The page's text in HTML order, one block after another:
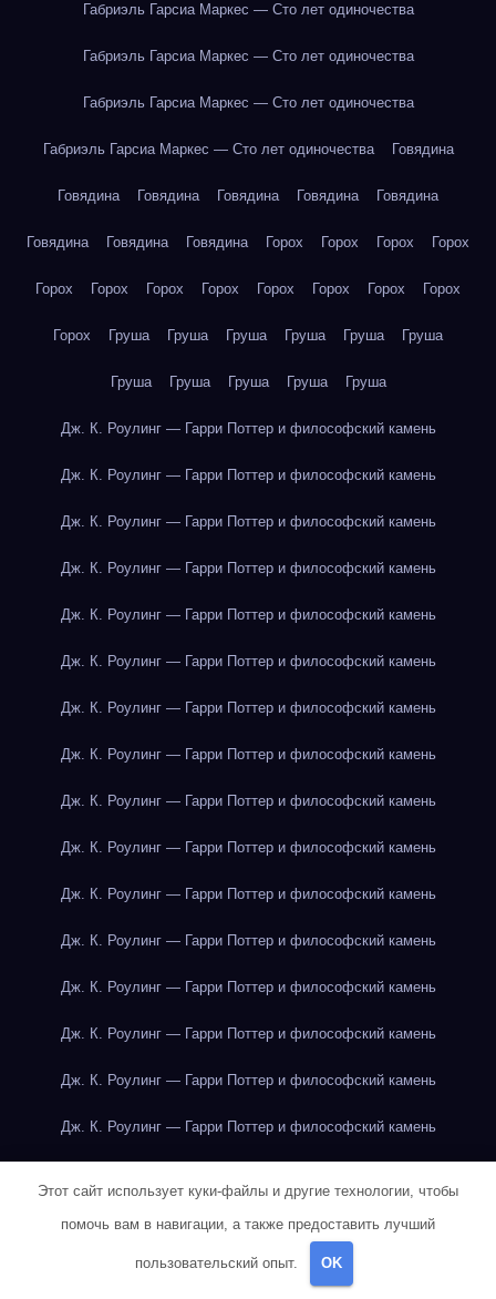
Габриэль Гарсиа Маркес — Сто лет одиночества
Габриэль Гарсиа Маркес — Сто лет одиночества
Габриэль Гарсиа Маркес — Сто лет одиночества
Габриэль Гарсиа Маркес — Сто лет одиночества Говядина
Говядина Говядина Говядина Говядина Говядина
Говядина Говядина Говядина Горох Горох Горох Горох
Горох Горох Горох Горох Горох Горох Горох Горох
Горох Груша Груша Груша Груша Груша Груша
Груша Груша Груша Груша Груша
Дж. К. Роулинг — Гарри Поттер и философский камень
Дж. К. Роулинг — Гарри Поттер и философский камень
Дж. К. Роулинг — Гарри Поттер и философский камень
Дж. К. Роулинг — Гарри Поттер и философский камень
Дж. К. Роулинг — Гарри Поттер и философский камень
Дж. К. Роулинг — Гарри Поттер и философский камень
Дж. К. Роулинг — Гарри Поттер и философский камень
Дж. К. Роулинг — Гарри Поттер и философский камень
Дж. К. Роулинг — Гарри Поттер и философский камень
Дж. К. Роулинг — Гарри Поттер и философский камень
Дж. К. Роулинг — Гарри Поттер и философский камень
Дж. К. Роулинг — Гарри Поттер и философский камень
Дж. К. Роулинг — Гарри Поттер и философский камень
Дж. К. Роулинг — Гарри Поттер и философский камень
Дж. К. Роулинг — Гарри Поттер и философский камень
Дж. К. Роулинг — Гарри Поттер и философский камень
Дж. К. Роулинг — Гарри Поттер и философский камень
Дж. К. Роулинг — Гарри Поттер и философский камень
Этот сайт использует куки-файлы и другие технологии, чтобы
помочь вам в навигации, а также предоставить лучший
пользовательский опыт. OK